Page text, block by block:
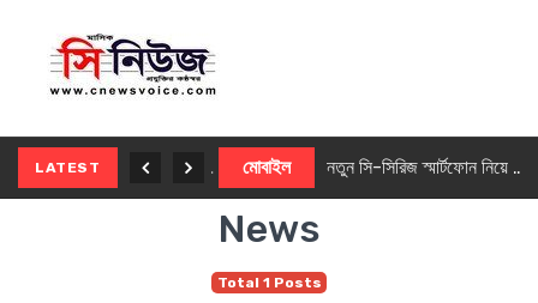
LATEST মোবাইল নতুন সি-সিরিজ স্মার্টফোন নিয়ে আসছে রিয়েলমি
News
Total 1 Posts